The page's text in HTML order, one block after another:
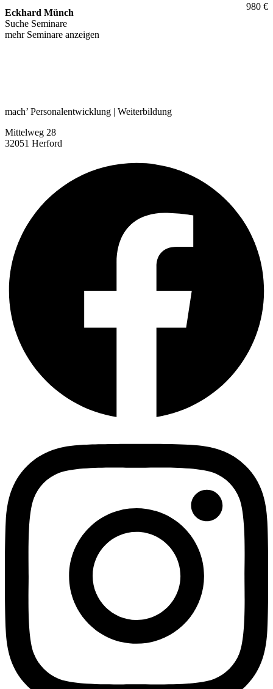
Eckhard Münch
980 €
Suche Seminare
mehr Seminare anzeigen
mach’ Personalentwicklung | Weiterbildung
Mittelweg 28
32051 Herford